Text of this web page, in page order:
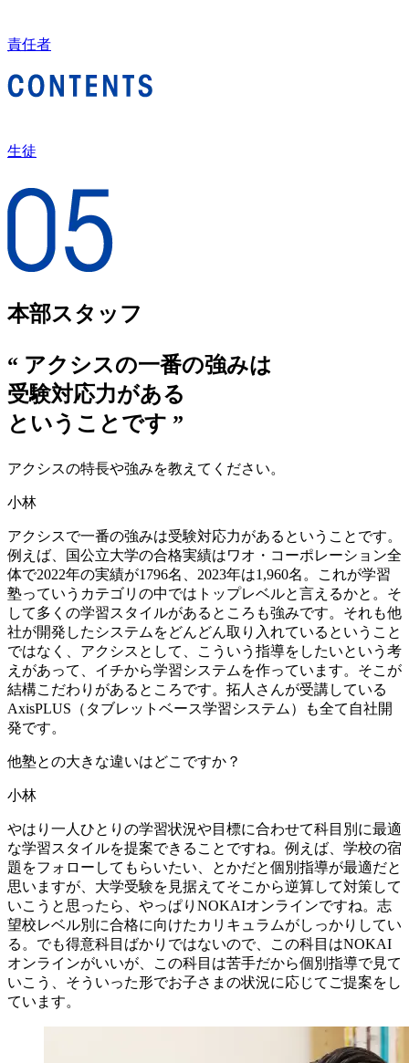
責任者
生徒
本部スタッフ
“ アクシスの一番の強みは
受験対応力がある
ということです ”
アクシスの特長や強みを教えてください。
小林
アクシスで一番の強みは受験対応力があるということです。
例えば、国公立大学の合格実績はワオ・コーポレーション全
体で2022年の実績が1796名、2023年は1,960名。これが学習
塾っていうカテゴリの中ではトップレベルと言えるかと。そ
して多くの学習スタイルがあるところも強みです。それも他
社が開発したシステムをどんどん取り入れているということ
ではなく、アクシスとして、こういう指導をしたいという考
えがあって、イチから学習システムを作っています。そこが
結構こだわりがあるところです。拓人さんが受講している
AxisPLUS（タブレットベース学習システム）も全て自社開
発です。
他塾との大きな違いはどこですか？
小林
やはり一人ひとりの学習状況や目標に合わせて科目別に最適
な学習スタイルを提案できることですね。例えば、学校の宿
題をフォローしてもらいたい、とかだと個別指導が最適だと
思いますが、大学受験を見据えてそこから逆算して対策して
いこうと思ったら、やっぱりNOKAIオンラインですね。志
望校レベル別に合格に向けたカリキュラムがしっかりしてい
る。でも得意科目ばかりではないので、この科目はNOKAI
オンラインがいいが、この科目は苦手だから個別指導で見て
いこう、そういった形でお子さまの状況に応じてご提案をし
ています。